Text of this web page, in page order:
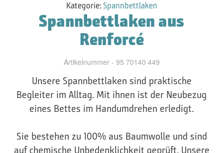
Kategorie: Spannbettlaken
Spannbettlaken aus
Renforcé
Artikelnummer - 95 70140 449
Unsere Spannbettlaken sind praktische
Begleiter im Alltag. Mit ihnen ist der Neubezug
eines Bettes im Handumdrehen erledigt.
Sie bestehen zu 100% aus Baumwolle und sind
auf chemische Unbedenklichkeit geprüft. Unsere